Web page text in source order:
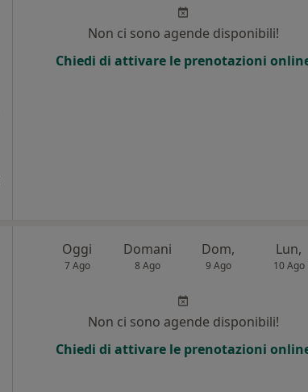
Non ci sono agende disponibili!
Chiedi di attivare le prenotazioni
Oggi
7 Ago
Domani
8 Ago
Dom,
9 Ago
Lun,
10 Ago
Non ci sono agende disponibili!
Chiedi di attivare le prenotazioni